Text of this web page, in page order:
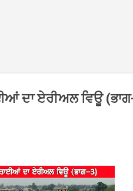
ਦਾ ਏਰੀਅਲ ਵਿਊ